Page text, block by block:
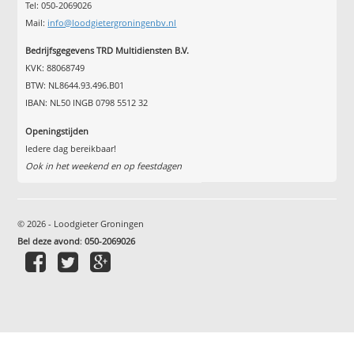
Tel: 050-2069026
Mail: info@loodgietergroningenbv.nl
Bedrijfsgegevens TRD Multidiensten B.V.
KVK: 88068749
BTW: NL8644.93.496.B01
IBAN: NL50 INGB 0798 5512 32
Openingstijden
Iedere dag bereikbaar!
Ook in het weekend en op feestdagen
© 2026 - Loodgieter Groningen
Bel deze avond:050-2069026